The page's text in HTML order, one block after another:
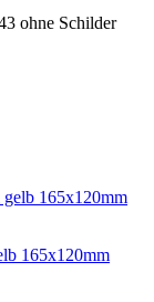
ohne Schilder
165x120mm